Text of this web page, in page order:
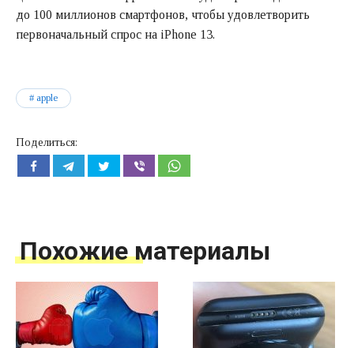
до 100 миллионов смартфонов, чтобы удовлетворить
первоначальный спрос на iPhone 13.
apple
Поделиться:
Похожие материалы